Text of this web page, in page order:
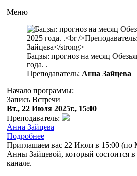
Меню
Бацзы: прогноз на месяц
года. .
Преподаватель: Анна Зайцева
Начало программы:
Запись Встречи
Вт., 22 Июля 2025г., 15:00
Преподаватель:
Анна Зайцева
Подробнее
Приглашаем вас 22 Июля в 15:00 (по
Анны Зайцевой, который состоится
канале.